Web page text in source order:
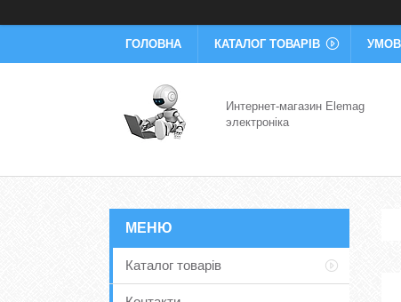
ГОЛОВНА КАТАЛОГ ТОВАРІВ
Интернет-магазин Elemag
электроніка
Каталог товарів